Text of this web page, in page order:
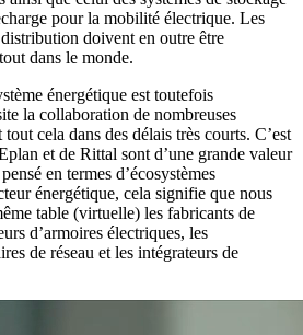
pour la mobilité électrique. Les
doivent en outre être
dans le monde.
énergétique est toutefois
la collaboration de nombreuses
cela dans des délais très courts. C’est
et de Rittal sont d’une grande valeur
en termes d’écosystèmes
énergétique, cela signifie que nous
table (virtuelle) les fabricants de
d’armoires électriques, les
de réseau et les intégrateurs de